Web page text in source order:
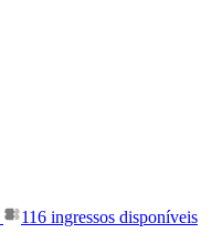
116 ingressos disponíveis